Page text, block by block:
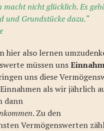
macht nicht glücklich. Es
und Grundstücke dazu.“
hier also lernen
müssen uns
uns diese
als wir jährlich
dann
. Zu den
Vermögenswerten